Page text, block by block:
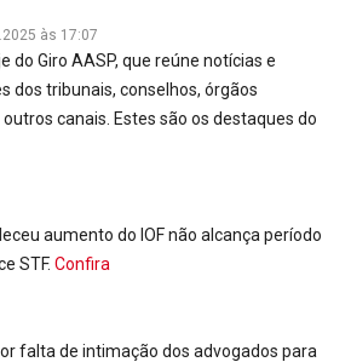
às 17:07
do Giro AASP, que reúne notícias e
dos tribunais, conselhos, órgãos
canais. Estes são os destaques do
aumento do IOF não alcança período
STF. Confira
falta de intimação dos advogados para